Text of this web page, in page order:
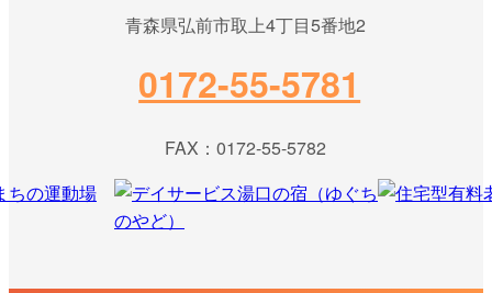
青森県弘前市取上4丁目5番地2
0172-55-5781
FAX：0172-55-5782